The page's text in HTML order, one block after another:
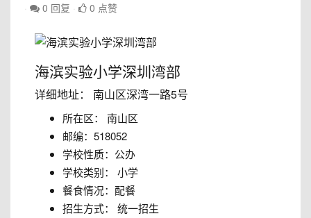
0 回复
0 点赞
海滨实验小学深圳湾部
详细地址： 南山区深湾一路5号
所在区： 南山区
邮编：518052
学校性质：公办
学校类别： 小学
餐食情况：配餐
招生方式： 统一招生